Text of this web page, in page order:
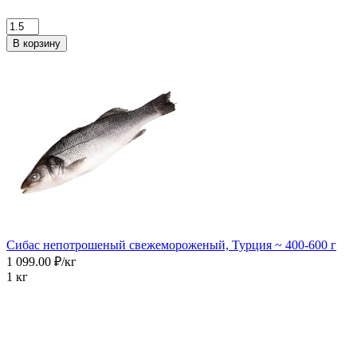
В корзину
Сибас непотрошеный свежемороженый, Турция ~ 400-600 г
1 099.00 ₽/кг
1 кг